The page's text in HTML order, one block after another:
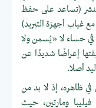
(تساعد على حفظ
غياب أجهزة التبريد)
في حساء لا «يُسمن ولا
إعراضًا شديدًا عن
أصلا.
في ظاهره، إذ لا بد من
ومارتين، حيث